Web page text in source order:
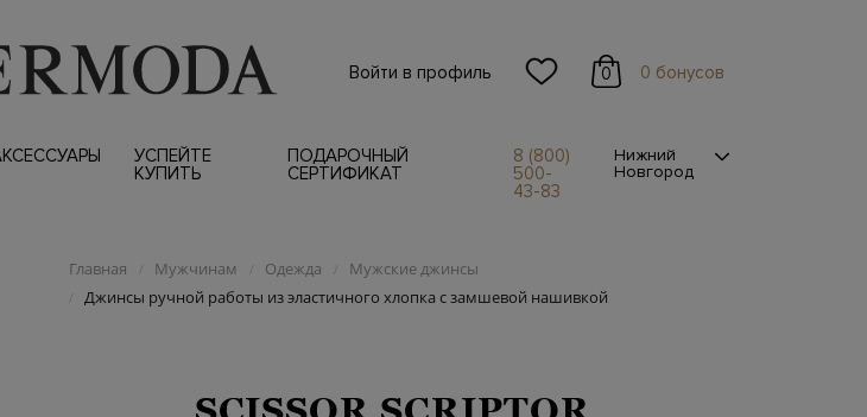
Войти в профиль 0 0 бонусов
УСПЕЙТЕ
КУПИТЬ
ПОДАРОЧНЫЙ
СЕРТИФИКАТ
8 (800)
500-
43-83
Нижний
Новгород
Главная / Мужчинам / Одежда / Мужские джинсы
/ Джинсы ручной работы из эластичного хлопка с замшевой нашивкой